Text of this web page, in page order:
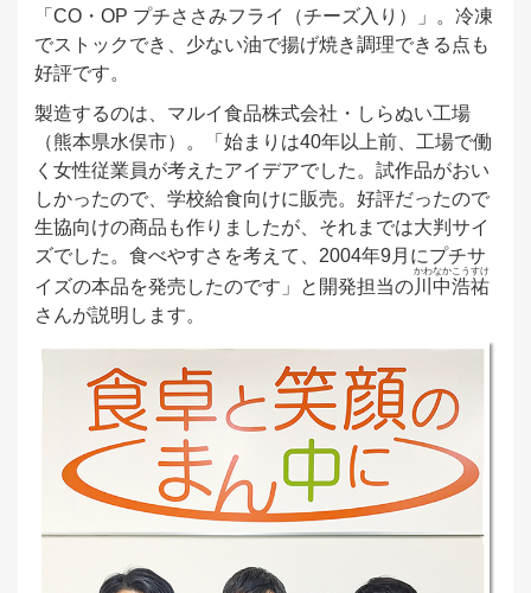
「CO・OP プチささみフライ（チーズ入り）」。冷凍
でストックでき、少ない油で揚げ焼き調理できる点も
好評です。
製造するのは、マルイ食品株式会社・しらぬい工場
（熊本県水俣市）。「始まりは40年以上前、工場で働
く女性従業員が考えたアイデアでした。試作品がおい
しかったので、学校給食向けに販売。好評だったので
生協向けの商品も作りましたが、それまでは大判サイ
ズでした。食べやすさを考えて、2004年9月にプチサ
イズの本品を発売したのです」と開発担当の川中
かわなか
浩祐
こうすけ
さんが説明します。